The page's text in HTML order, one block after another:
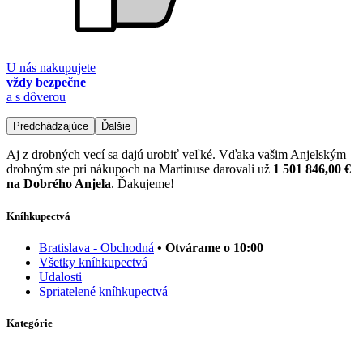
U nás nakupujete
vždy bezpečne
a s dôverou
Predchádzajúce Ďalšie
Aj z drobných vecí sa dajú urobiť veľké. Vďaka vašim Anjelským
drobným ste pri nákupoch na Martinuse darovali už 1 501 846,00 €
na Dobrého Anjela. Ďakujeme!
Kníhkupectvá
Bratislava - Obchodná • Otvárame o 10:00
Všetky kníhkupectvá
Udalosti
Spriatelené kníhkupectvá
Kategórie